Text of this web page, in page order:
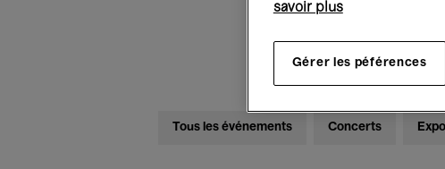
Tous les événements Concerts
savoir plus
Gérer les péférences